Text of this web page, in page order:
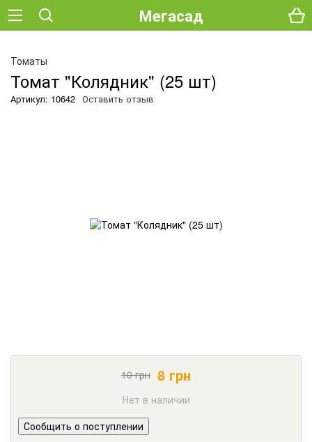
Мегасад
Томаты
Томат "Колядник" (25 шт)
Артикул: 10642 Оставить отзыв
10грн 8 грн
Нет в наличии
Сообщить о поступлении